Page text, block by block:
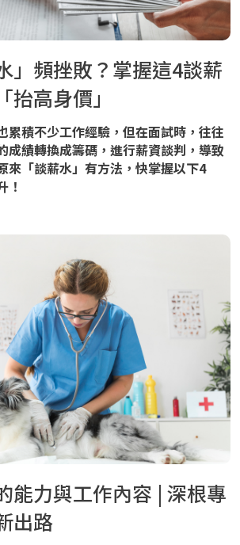
」頻挫敗？掌握這4談薪
高身價」
累積不少工作經驗，但在面試時，往往
成績轉換成籌碼，進行薪資談判，導致
來「談薪水」有方法，快掌握以下4
！
能力與工作內容 | 深根專
出路